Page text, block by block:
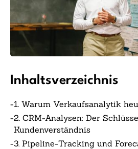
Inhaltsverzeichnis
-1. Warum Verkaufsanalytik
-2. CRM-Analysen: Der
Kundenverständnis
-3. Pipeline-Tracking und